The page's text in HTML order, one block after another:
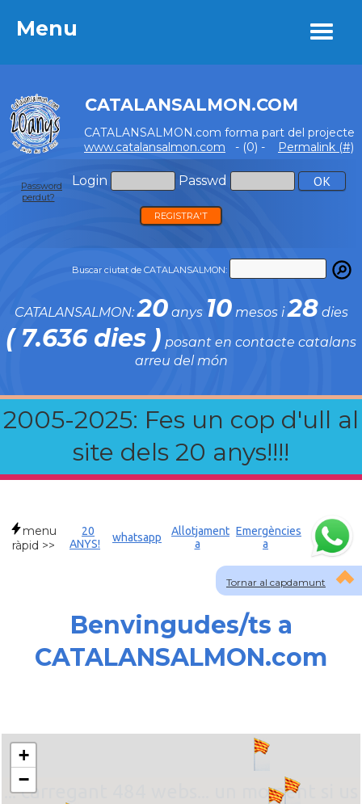
Menu
CATALANSALMON.COM
CATALANSALMON.com forma part del projecte
www.catalansalmon.com - (0) - Permalink (#)
Login Passwd
Password
perdut?
REGISTRA'T
Buscar ciutat de CATALANSALMON:
CATALANSALMON:20anys 10mesos i28 dies
( 7.636 dies ) posant en contacte catalans
arreu del món
2005-2025: Fes un cop d'ull al
site dels 20 anys!!!!
Menu
Tornar al capdamunt
menu
ràpid >>
20
ANYS!
whatsapp
Allotjament
a
Emergències
a
Benvingudes/ts a
CATALANSALMON.com
... carregant 484 webs... un moment si us
+
−